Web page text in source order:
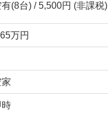
有(8台) / 5,500円 (非課税)
万円
家
時